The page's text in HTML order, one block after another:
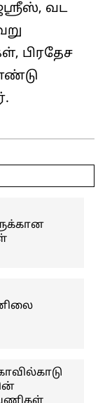
வட
பிரதேச